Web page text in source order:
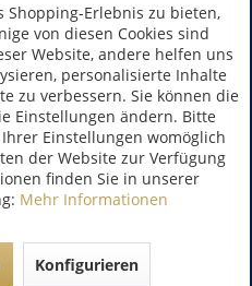
Shopping-Erlebnis zu bieten,
von diesen Cookies sind
Website, andere helfen uns
personalisierte Inhalte
zu verbessern. Sie können die
Einstellungen ändern. Bitte
Einstellungen womöglich
der Website zur Verfügung
finden Sie in unserer
Mehr Informationen
Konfigurieren